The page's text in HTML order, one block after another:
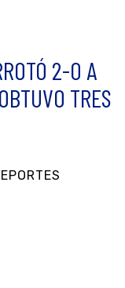
2-0 A
TRES